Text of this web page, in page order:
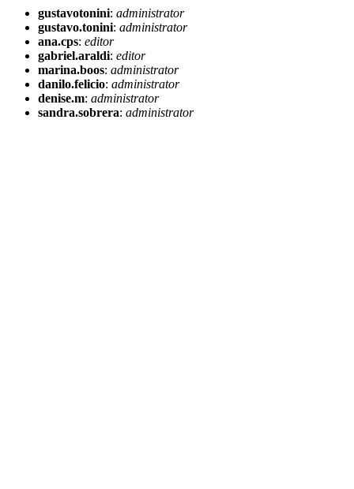
gustavotonini: administrator
gustavo.tonini: administrator
ana.cps: editor
gabriel.araldi: editor
marina.boos: administrator
danilo.felicio: administrator
denise.m: administrator
sandra.sobrera: administrator